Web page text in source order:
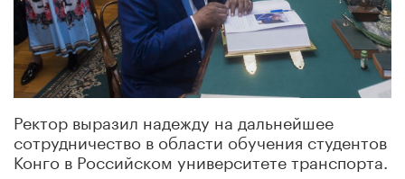
Ректор выразил надежду на дальнейшее
сотрудничество в области обучения студентов
Конго в Российском университете транспорта.